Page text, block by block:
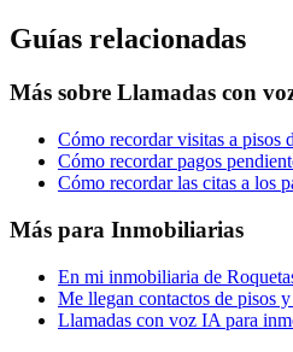
Guías relacionadas
Más sobre Llamadas con
Cómo recordar visitas a pisos
Cómo recordar pagos
Cómo recordar las citas a los
Más para Inmobiliarias
En mi inmobiliaria de
Me llegan contactos de pisos
Llamadas con voz IA para